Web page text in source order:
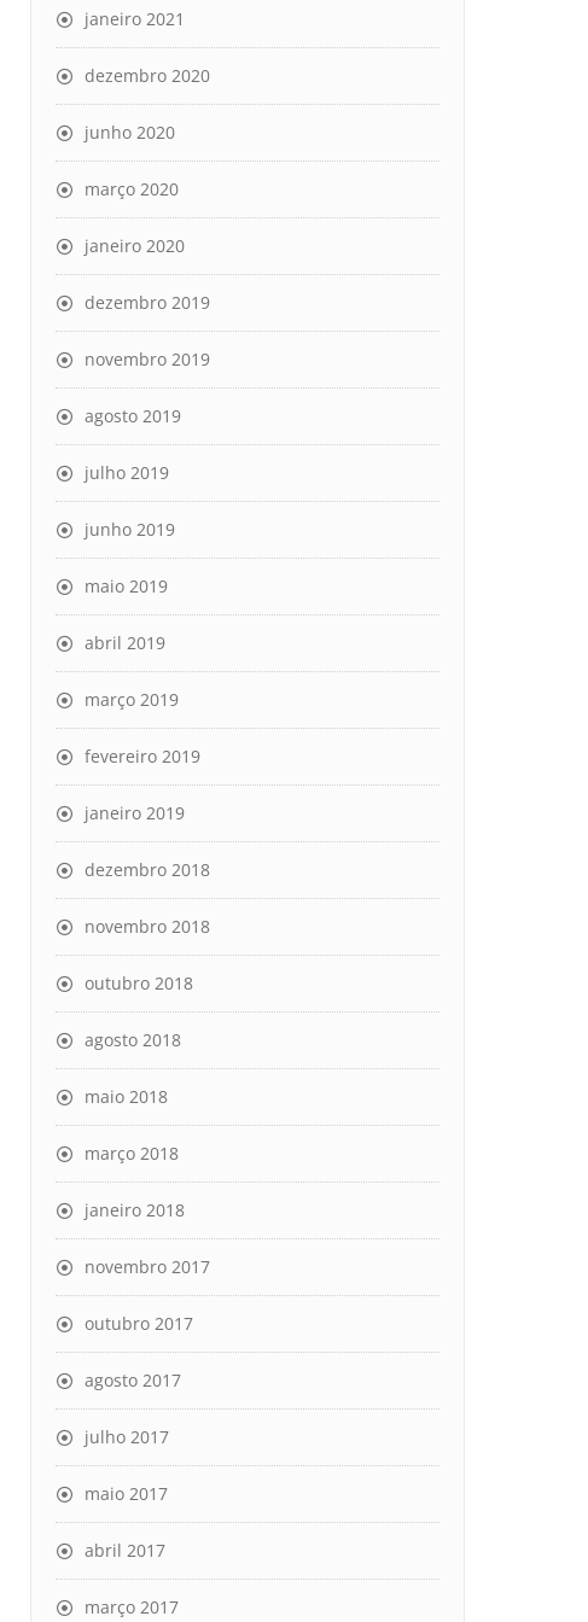
janeiro 2021
dezembro 2020
junho 2020
março 2020
janeiro 2020
dezembro 2019
novembro 2019
agosto 2019
julho 2019
junho 2019
maio 2019
abril 2019
março 2019
fevereiro 2019
janeiro 2019
dezembro 2018
novembro 2018
outubro 2018
agosto 2018
maio 2018
março 2018
janeiro 2018
novembro 2017
outubro 2017
agosto 2017
julho 2017
maio 2017
abril 2017
março 2017